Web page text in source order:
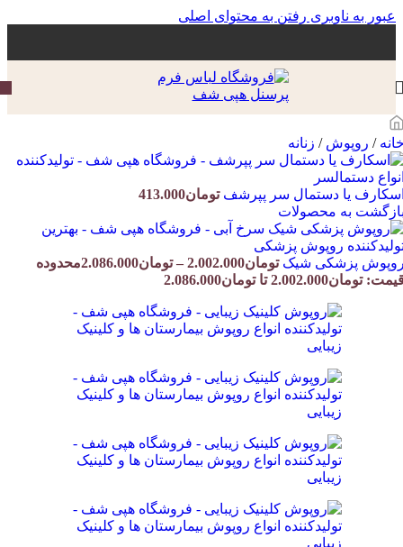
عبور به ناوبری رفتن به محتوای اصلی
/ روپوش/ زنانه
یا دستمال سر پپرشفتومان413.000
به محصولات
پزشکی شیکتومان2.002.000
– تومان2.086.000محدوده
تومان2.002.000 تا تومان2.086.000